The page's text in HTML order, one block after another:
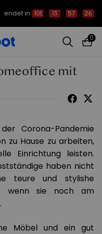
endet in 10t : 13 : 57 : 25
0
mit
Corona-Pandemie
zu Hause zu arbeiten,
Einrichtung leisten.
haben nicht
teure und stylishe
wenn sie noch am
Möbel und ein gut